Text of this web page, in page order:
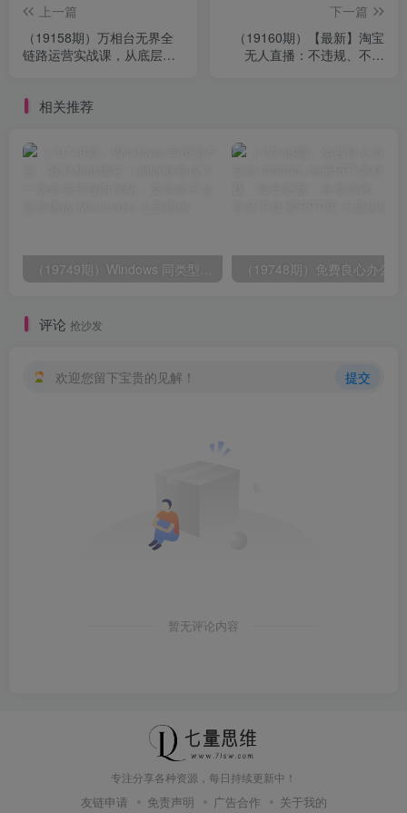
上一篇
（19158期）万相台无界全
链路运营实战课，从底层逻
下一篇
（19160期）【最新】淘宝
无人直播：不违规、不封
相关推荐
评论 抢沙发
欢迎您留下宝贵的见解！ 提交
暂无评论内容
专注分享各种资源，每日持续更新中！
友链申请 免责声明 广告合作 关于我的